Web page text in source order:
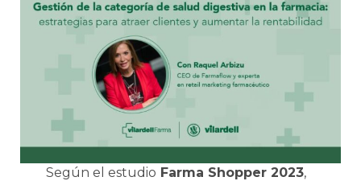
Según el estudio Farma Shopper 2023,